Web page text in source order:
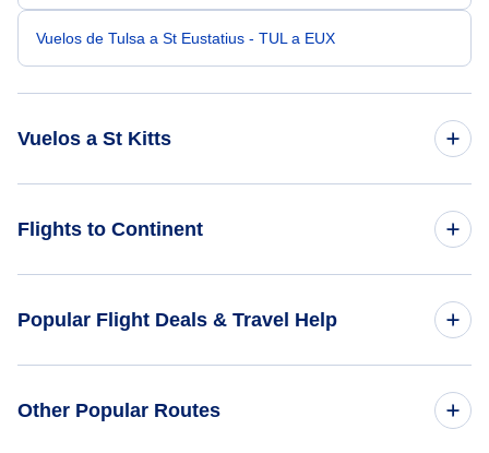
Vuelos de Tulsa a St Eustatius - TUL a EUX
Vuelos a St Kitts
Vuelos de West Palm Beach a St Kitts - PBI a SKB
Flights to Continent
Flights to Caribbean
Popular Flight Deals & Travel Help
Other Popular Routes